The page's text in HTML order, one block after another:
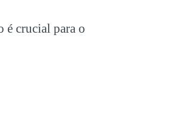
é crucial para o